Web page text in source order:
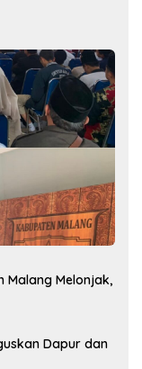
Malang Melonjak,
Dapur dan